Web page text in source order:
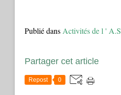
Publié dans Activités de l ' A.S
Partager cet article
Repost 0